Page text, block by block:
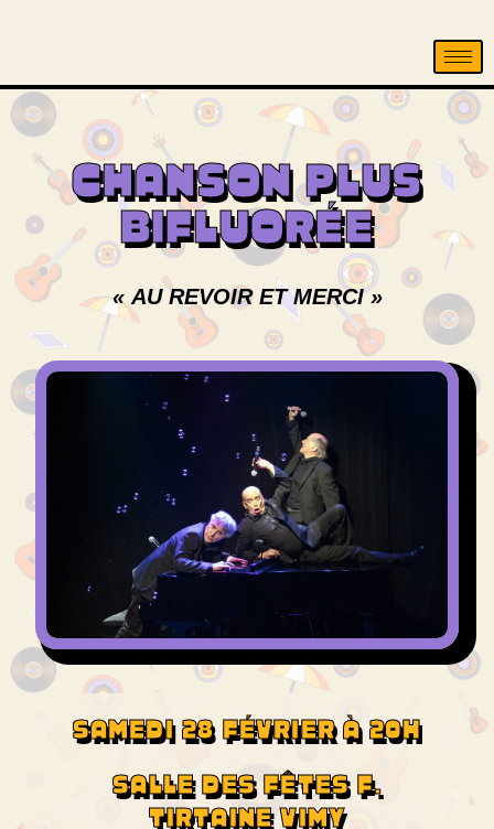
CHANSON PLUS
BIFLUORÉE
« AU REVOIR ET MERCI »
SAMEDI 28 FÉVRIER À 20H
SALLE DES FÊTES F.
TIRTAINE VIMY ​